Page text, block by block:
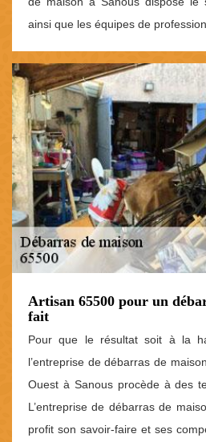
ainsi que les équipes de
Artisan 65500 pour un
fait
Pour que le résultat soit à la
l’entreprise de débarras de
Ouest à Sanous procède à des
L’entreprise de débarras de
profit son savoir-faire et ses